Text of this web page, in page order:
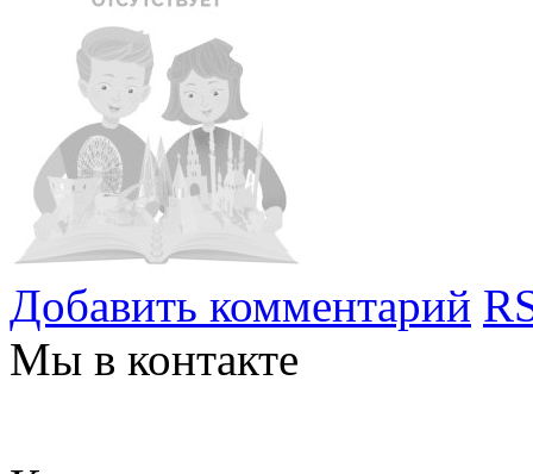
Добавить комментарий
Мы в контакте